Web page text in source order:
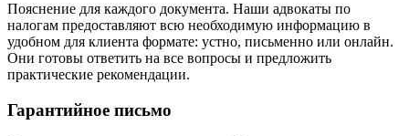
Пояснение для каждого документа. Наши адвокаты по
налогам предоставляют всю необходимую информацию в
удобном для клиента формате: устно, письменно или онлайн.
Они готовы ответить на все вопросы и предложить
практические рекомендации.
Гарантийное письмо